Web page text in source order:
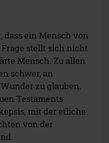
ein Mensch von
stellt sich nicht
Mensch. Zu allen
schwer, an
zu glauben.
Testaments
mit der etliche
von der